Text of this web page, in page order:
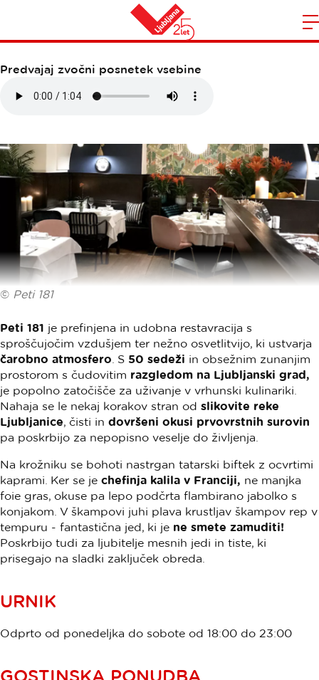
Domov
Predvajaj zvočni posnetek vsebine
© Peti 181
Peti 181 je prefinjena in udobna restavracija s
sproščujočim vzdušjem ter nežno osvetlitvijo, ki ustvarja
čarobno atmosfero . S 50 sedeži in obsežnim zunanjim
prostorom s čudovitim razgledom na Ljubljanski grad,
je popolno zatočišče za uživanje v vrhunski kulinariki.
Nahaja se le nekaj korakov stran od slikovite reke
Ljubljanice, čisti in dovršeni okusi prvovrstnih surovin
pa poskrbijo za nepopisno veselje do življenja.
Na krožniku se bohoti nastrgan tatarski biftek z ocvrtimi
kaprami. Ker se je chefinja kalila v Franciji, ne manjka
foie gras, okuse pa lepo podčrta flambirano jabolko s
konjakom. V škampovi juhi plava krustljav škampov rep v
tempuru - fantastična jed, ki je ne smete zamuditi!
Poskrbijo tudi za ljubitelje mesnih jedi in tiste, ki
prisegajo na sladki zaključek obreda.
URNIK
Odprto od ponedeljka do sobote od 18:00 do 23:00
GOSTINSKA PONUDBA